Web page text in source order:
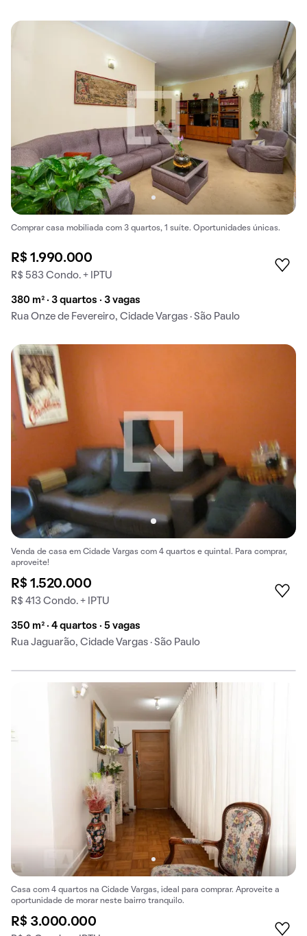
Comprar casa mobiliada com 3 quartos, 1 suíte. Oportunidades únicas.
R$ 1.990.000
R$ 583 Condo. + IPTU
380 m² · 3 quartos · 3 vagas
Rua Onze de Fevereiro, Cidade Vargas · São Paulo
Venda de casa em Cidade Vargas com 4 quartos e quintal. Para comprar,
aproveite!
R$ 1.520.000
R$ 413 Condo. + IPTU
350 m² · 4 quartos · 5 vagas
Rua Jaguarão, Cidade Vargas · São Paulo
Casa com 4 quartos na Cidade Vargas, ideal para comprar. Aproveite a
oportunidade de morar neste bairro tranquilo.
R$ 3.000.000